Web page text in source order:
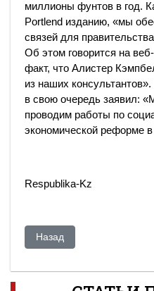
миллионы фунтов в год.
Portlend изданию, «мы
связей для
Об этом говорится на
факт, что Алистер
из наших
в свою очередь заявил:
проводим работы по
экономической реформе
Respublika-Kz
Предыдущий: Потому что
Назад